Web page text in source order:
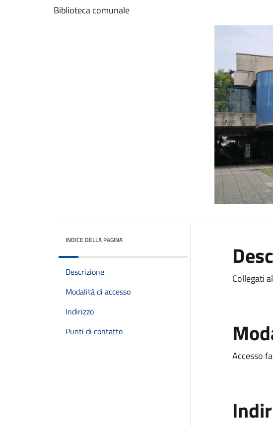
Biblioteca comunale
INDICE DELLA PAGINA
Descrizione
Modalità di accesso
Indirizzo
Punti di contatto
Collegati
Accesso